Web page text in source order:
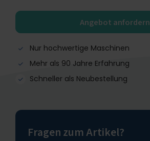
Angebot anfordern
Nur hochwertige Maschinen
Mehr als 90 Jahre Erfahrung
Schneller als Neubestellung
Fragen zum Artikel?